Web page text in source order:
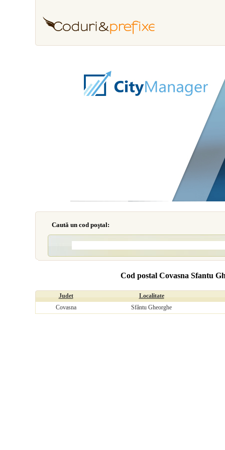
Caută un cod poştal:
Cod postal Covasna Sfantu
Judet
Localitate
Covasna
Sfântu Gheorghe